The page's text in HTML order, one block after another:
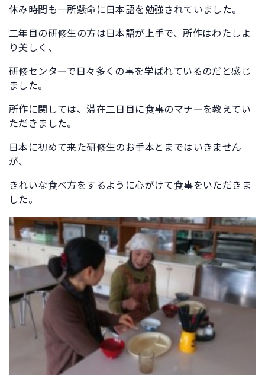
休み時間も一所懸命に日本語を勉強されていました。
二年目の研修生の方は日本語が上手で、所作はわたしよ
り美しく、
研修センターで日々多くの事を学ばれているのだと感じ
ました。
所作に関しては、滞在二日目に食事のマナーを教えてい
ただきました。
日本に初めて来た研修生のお手本とまではいきません
が、
きれいな食べ方をするように心がけて食事をいただきま
した。